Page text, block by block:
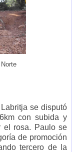
se disputó
con subida y
el rosa. Paulo se
de promoción
tercero de la